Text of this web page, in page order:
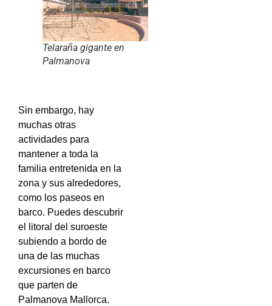
Telaraña gigante en
Palmanova
Sin embargo, hay
muchas otras
actividades para
mantener a toda la
familia entretenida en la
zona y sus alrededores,
como los paseos en
barco. Puedes descubrir
el litoral del suroeste
subiendo a bordo de
una de las muchas
excursiones en barco
que parten de
Palmanova Mallorca.